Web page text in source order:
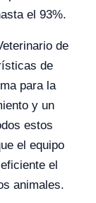
el 93%.
de
de
para la
y un
estos
el equipo
el
animales.